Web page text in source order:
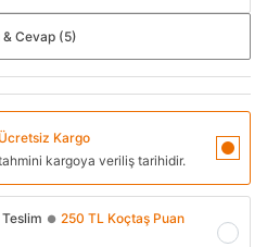
& Cevap (5)
Ücretsiz Kargo
kargoya veriliş tarihidir.
● 250 TL Koçtaş Puan